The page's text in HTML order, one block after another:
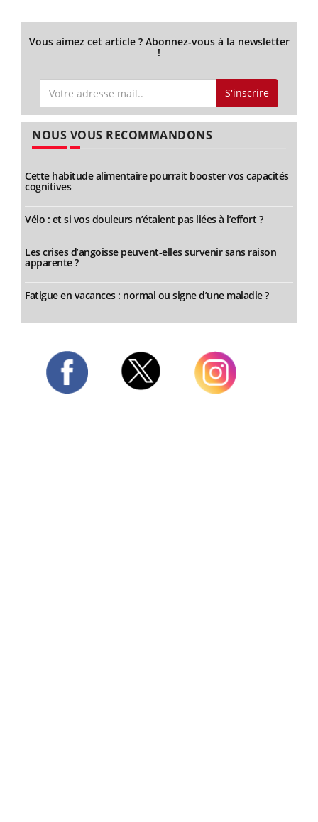
Vous aimez cet article ? Abonnez-vous à la newsletter
!
S'inscrire
NOUS VOUS RECOMMANDONS
Cette habitude alimentaire pourrait booster vos capacités
cognitives
Vélo : et si vos douleurs n’étaient pas liées à l’effort ?
Les crises d’angoisse peuvent-elles survenir sans raison
apparente ?
Fatigue en vacances : normal ou signe d’une maladie ?